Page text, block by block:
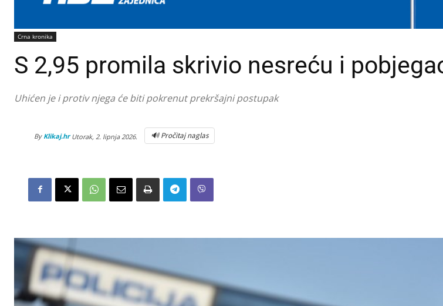
Crna kronika
S 2,95 promila skrivio nesreću i
Uhićen je i protiv njega će biti pokrenut prekršajni postupak
By Klikaj.hr Utorak, 2. lipnja 2026. 🔊 Pročitaj naglas